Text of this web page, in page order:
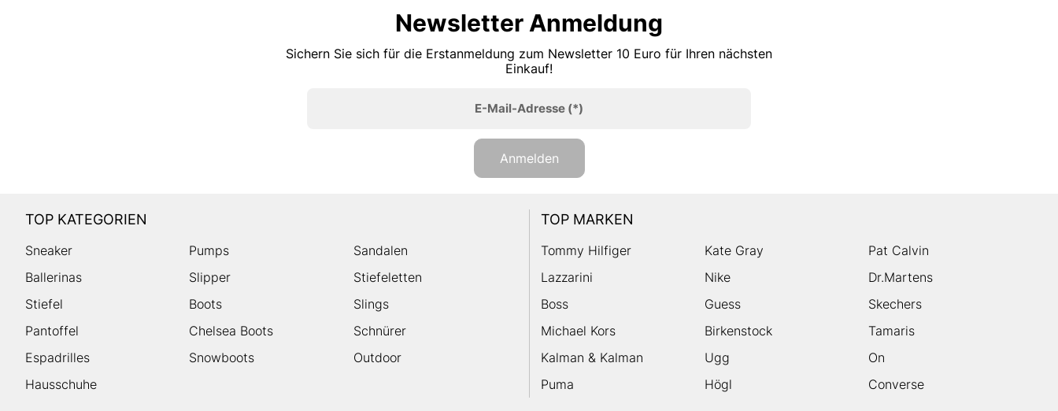
Newsletter Anmeldung
Sichern Sie sich für die Erstanmeldung zum Newsletter 10 Euro für Ihren nächsten
Einkauf!
E-Mail-Adresse(*)
Anmelden
TOP KATEGORIEN
Sneaker Pumps
Sandalen
Ballerinas
Slipper
Stiefeletten
Stiefel
Boots
Slings
Pantoffel
Chelsea Boots
Schnürer
Espadrilles
Snowboots
Outdoor
Hausschuhe
TOP MARKEN
Tommy Hilfiger Kate Gray
Pat Calvin
Lazzarini
Nike
Dr.Martens
Boss
Guess
Skechers
Michael Kors
Birkenstock
Tamaris
Kalman & Kalman
Ugg
On
Puma
Högl Converse